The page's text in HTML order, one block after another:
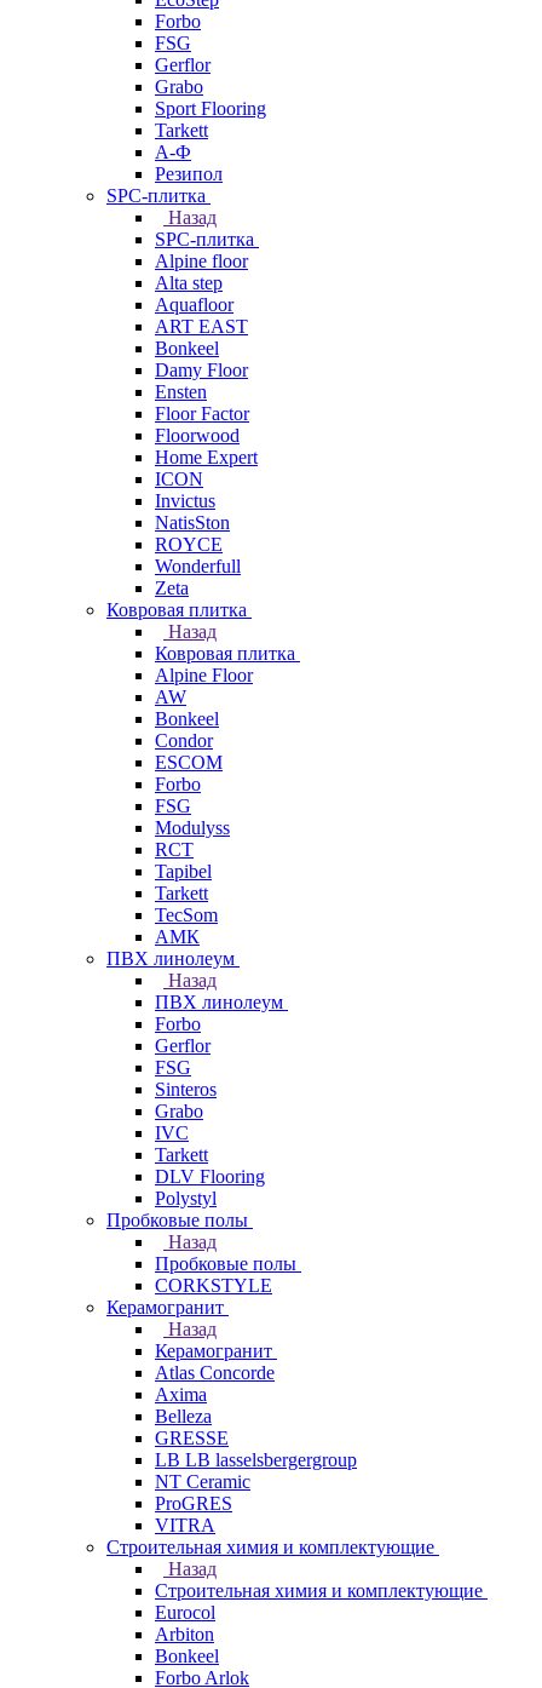
Forbo
FSG
Gerflor
Grabo
Sport Flooring
Tarkett
А-Ф
Резипол
SPC-плитка
Назад
SPC-плитка
Alpine floor
Alta step
Aquafloor
ART EAST
Bonkeel
Damy Floor
Ensten
Floor Factor
Floorwood
Home Expert
ICON
Invictus
NatisSton
ROYCE
Wonderfull
Zeta
Ковровая плитка
Назад
Ковровая плитка
Alpine Floor
AW
Bonkeel
Condor
ESCOM
Forbo
FSG
Modulyss
RCT
Tapibel
Tarkett
TecSom
АМК
ПВХ линолеум
Назад
ПВХ линолеум
Forbo
Gerflor
FSG
Sinteros
Grabo
IVC
Tarkett
DLV Flooring
Polystyl
Пробковые полы
Назад
Пробковые полы
CORKSTYLE
Керамогранит
Назад
Керамогранит
Atlas Concorde
Axima
Belleza
GRESSE
LB LB lasselsbergergroup
NT Ceramic
ProGRES
VITRA
Строительная химия и комплектующие
Назад
Строительная химия и комплектующие
Eurocol
Arbiton
Bonkeel
Forbo Arlok